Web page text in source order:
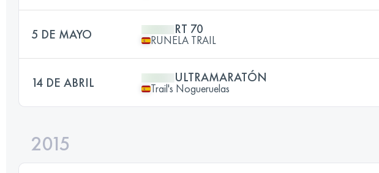
5 DE MAYO RT 70
RUNELA TRAIL
14 DE ABRIL ULTRAMARATÓN
Trail's Nogueruelas
2015